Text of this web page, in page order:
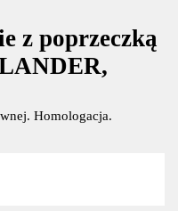
z poprzeczką
Homologacja.